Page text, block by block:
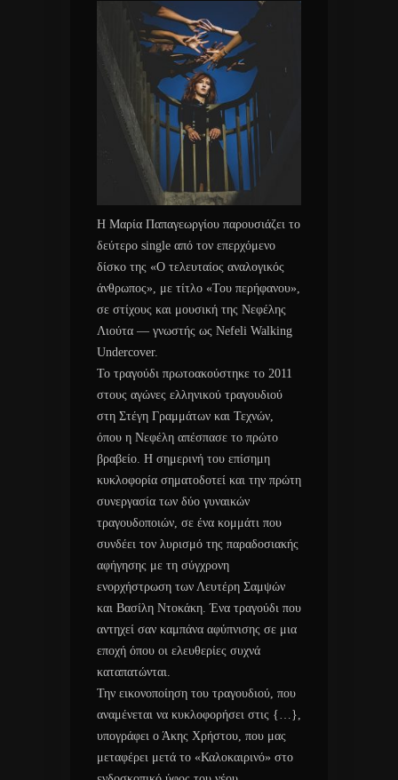
Η Μαρία Παπαγεωργίου παρουσιάζει το
δεύτερο single από τον επερχόμενο
δίσκο της «Ο τελευταίος αναλογικός
άνθρωπος», με τίτλο «Του περήφανου»,
σε στίχους και μουσική της Νεφέλης
Λιούτα — γνωστής ως Nefeli Walking
Undercover.
Το τραγούδι πρωτοακούστηκε το 2011
στους αγώνες ελληνικού τραγουδιού
στη Στέγη Γραμμάτων και Τεχνών,
όπου η Νεφέλη απέσπασε το πρώτο
βραβείο. Η σημερινή του επίσημη
κυκλοφορία σηματοδοτεί και την πρώτη
συνεργασία των δύο γυναικών
τραγουδοποιών, σε ένα κομμάτι που
συνδέει τον λυρισμό της παραδοσιακής
αφήγησης με τη σύγχρονη
ενορχήστρωση των Λευτέρη Σαμψών
και Βασίλη Ντοκάκη. Ένα τραγούδι που
αντηχεί σαν καμπάνα αφύπνισης σε μια
εποχή όπου οι ελευθερίες συχνά
καταπατώνται.
Την εικονοποίηση του τραγουδιού, που
αναμένεται να κυκλοφορήσει στις {…},
υπογράφει ο Άκης Χρήστου, που μας
μεταφέρει μετά το «Καλοκαιρινό» στο